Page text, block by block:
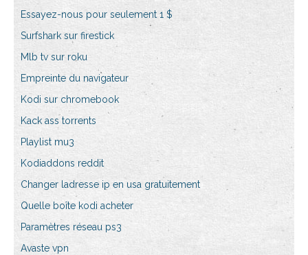
Essayez-nous pour seulement 1 $
Surfshark sur firestick
Mlb tv sur roku
Empreinte du navigateur
Kodi sur chromebook
Kack ass torrents
Playlist mu3
Kodiaddons reddit
Changer ladresse ip en usa gratuitement
Quelle boîte kodi acheter
Paramètres réseau ps3
Avaste vpn